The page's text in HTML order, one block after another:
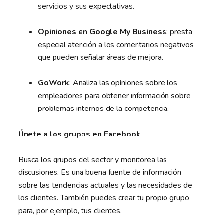
servicios y sus expectativas.
Opiniones en Google My Business: presta
especial atención a los comentarios negativos
que pueden señalar áreas de mejora.
GoWork: Analiza las opiniones sobre los
empleadores para obtener información sobre
problemas internos de la competencia.
Únete a los grupos en Facebook
Busca los grupos del sector y monitorea las
discusiones. Es una buena fuente de información
sobre las tendencias actuales y las necesidades de
los clientes. También puedes crear tu propio grupo
para, por ejemplo, tus clientes.